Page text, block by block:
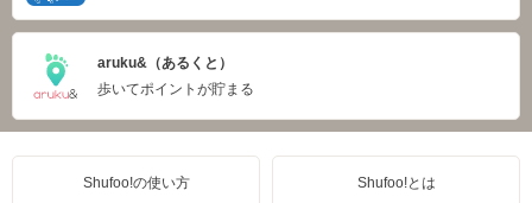
aruku&（あるくと）
歩いてポイントが貯まる
Shufoo!の使い方 Shufoo!とは